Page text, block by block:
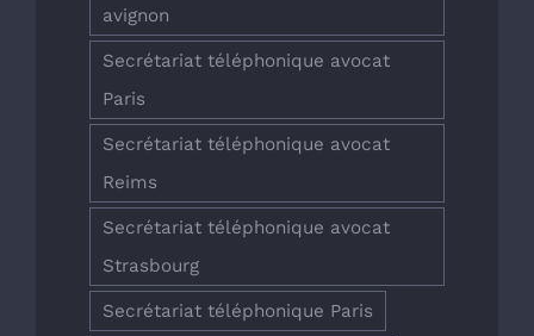
avignon
Secrétariat téléphonique avocat
Paris
Secrétariat téléphonique avocat
Reims
Secrétariat téléphonique avocat
Strasbourg
Secrétariat téléphonique Paris